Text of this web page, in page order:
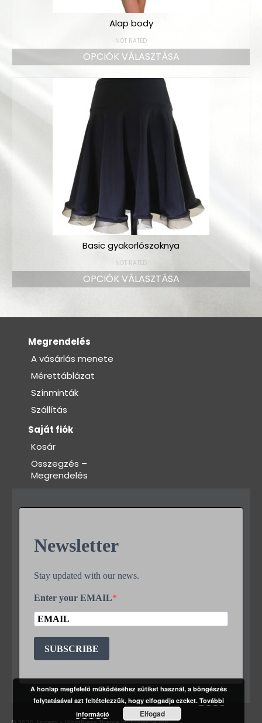
Alap body
NOT RATED
OPCIÓK VÁLASZTÁSA
Basic gyakorlószoknya
NOT RATED
OPCIÓK VÁLASZTÁSA
Megrendelés
A vásárlás menete
Mérettáblázat
Színminták
Szállítás
Saját fiók
Kosár
Összegzés –
Megrendelés
Newsletter
Stay updated with our news.
Enter your EMAIL
SUBSCRIBE
A honlap megfelelő működéséhez sütiket használ, a böngészés
folytatásával azt feltételezzük, hogy elfogadja ezeket.További
információ
Elfogad